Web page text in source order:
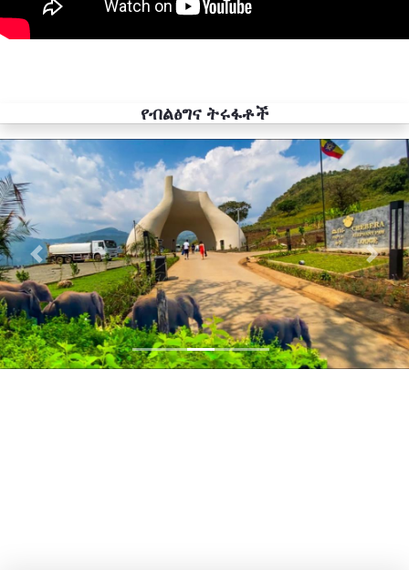
የብልፅግና ትሩፋቶች
Previous Next